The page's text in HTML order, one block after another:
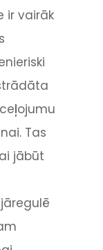
ir vairāk
Tas
jābūt